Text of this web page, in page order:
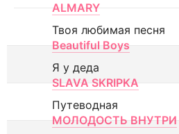
ALMARY
Твоя любимая песня
Beautiful Boys
Я у деда
SLAVA SKRIPKA
Путеводная
МОЛОДОСТЬ ВНУТРИ